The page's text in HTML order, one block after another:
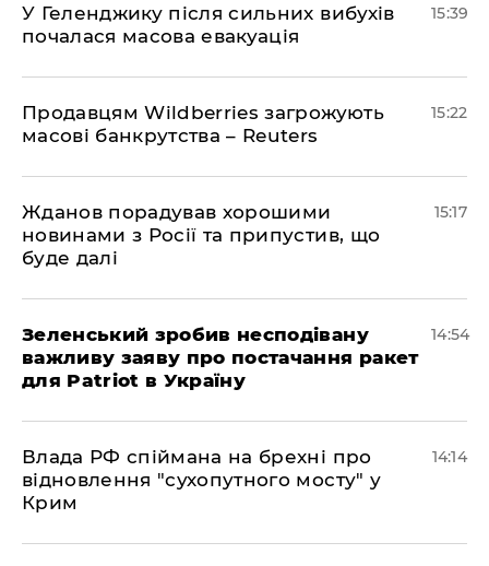
У Геленджику після сильних вибухів
почалася масова евакуація
15:39
Продавцям Wildberries загрожують
масові банкрутства – Reuters
15:22
Жданов порадував хорошими
новинами з Росії та припустив, що
буде далі
15:17
Зеленський зробив несподівану
важливу заяву про постачання ракет
для Patriot в Україну
14:54
Влада РФ спіймана на брехні про
відновлення "сухопутного мосту" у
Крим
14:14